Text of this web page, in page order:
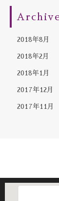
2018年8月
2018年2月
2018年1月
2017年12月
2017年11月